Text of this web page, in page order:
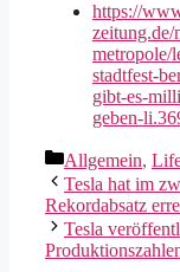
https://
zeitung.de/
metropole/
stadtfest-
gibt-es-
geben-
Kategorien
Allgemein,
Tesla hat im
Rekordabsatz
Tesla